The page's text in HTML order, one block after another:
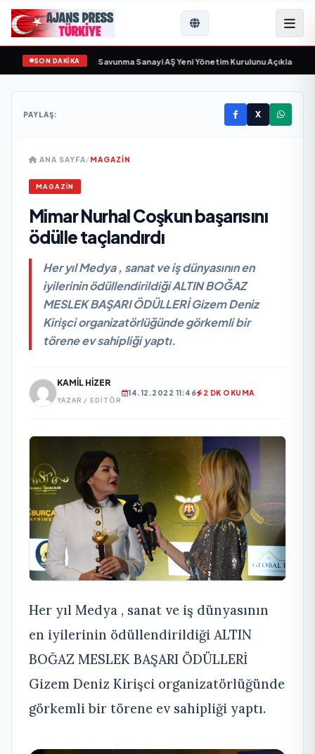
SON DAKİKA
sayıyor• Açıkgöz Savunma Sanayi AŞ Yeni Yönetim Kurulunu Açıkladı ve
PAYLAŞ: X
ANA SAYFA/MAGAZİN
MAGAZİN
Mimar Nurhal Coşkun başarısını
ödülle taçlandırdı
Her yıl Medya , sanat ve iş dünyasının en
iyilerinin ödüllendirildiği ALTIN BOĞAZ
MESLEK BAŞARI ÖDÜLLERİ Gizem Deniz
Kirişci organizatörlüğünde görkemli bir
törene ev sahipliği yaptı.
KAMIL HIZER
YAZAR / EDITÖR
14.12.2022 11:46 2 DK OKUMA
Her yıl Medya , sanat ve iş dünyasının
en iyilerinin ödüllendirildiği ALTIN
BOĞAZ MESLEK BAŞARI ÖDÜLLERİ
Gizem Deniz Kirişci organizatörlüğünde
görkemli bir törene ev sahipliği yaptı.